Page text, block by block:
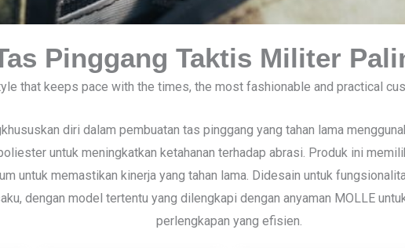
Pinggang Taktis Militer
that keeps pace with the times, the most fashionable and practical
diri dalam pembuatan tas pinggang yang tahan lama
untuk meningkatkan ketahanan terhadap abrasi. Produk ini
untuk memastikan kinerja yang tahan lama. Didesain untuk
dengan model tertentu yang dilengkapi dengan anyaman MOLLE
perlengkapan yang efisien.